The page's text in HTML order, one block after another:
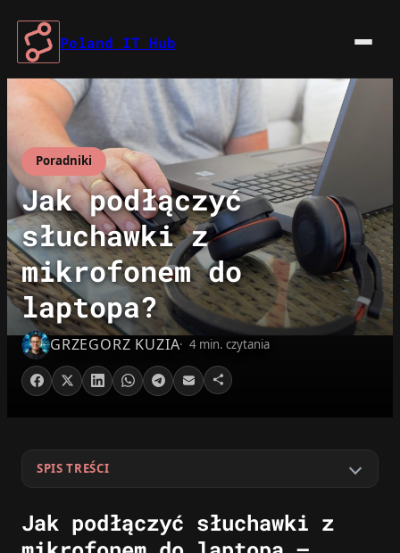
Przejdź
treści
Poland IT Hub
Poradniki
Jak podłączyć
słuchawki z
mikrofonem do
laptopa?
GRZEGORZ KUZIA 4 min. czytania
SPIS TREŚCI
Jak podłączyć słuchawki z